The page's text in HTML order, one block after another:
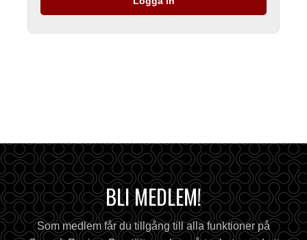
BLI MEDLEM!
Som medlem får du tillgång till alla funktioner på